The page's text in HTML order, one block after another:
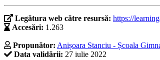
Legătura web către resursă: https://
Accesări: 1.263
Propunător: Anișoara Stanciu - Școala
Data validării: 27 iulie 2022